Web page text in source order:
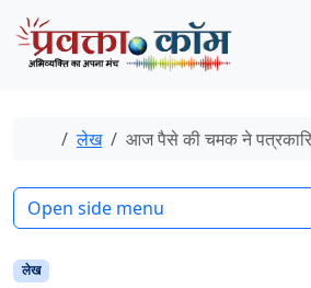
Skip to content
Skip to footer
Home
लेख आज पैसे की चमक ने
लेख
Open side menu